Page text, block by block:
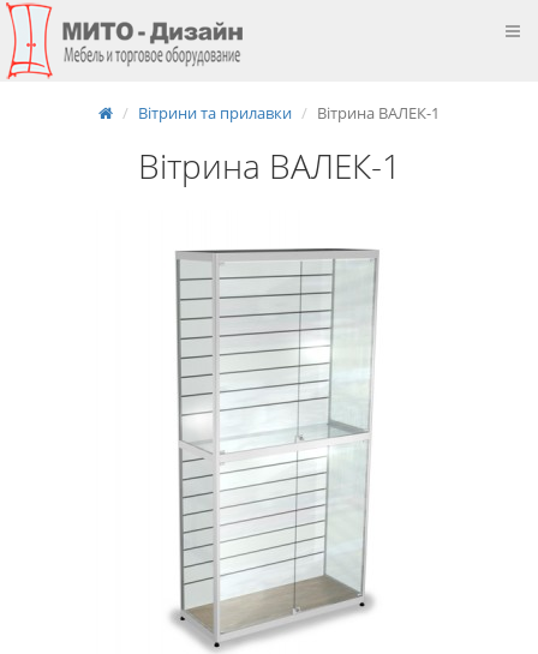
Вітрини та прилавки Вітрина ВАЛЕК-1
Вітрина ВАЛЕК-1